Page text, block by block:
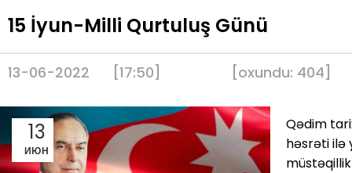
15 İyun-Milli Qurtuluş Günü
13-06-2022 [17:50] [oxundu: 404]
13
ИЮН
Qədim
həsrəti ilə